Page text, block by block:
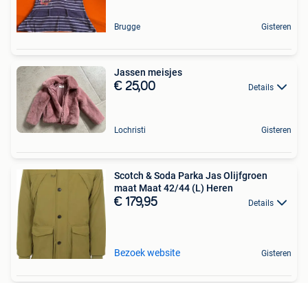
Brugge Gisteren
Jassen meisjes
€ 25,00 Details
Lochristi Gisteren
Scotch & Soda Parka Jas Olijfgroen
maat Maat 42/44 (L) Heren
€ 179,95 Details
Bezoek website Gisteren